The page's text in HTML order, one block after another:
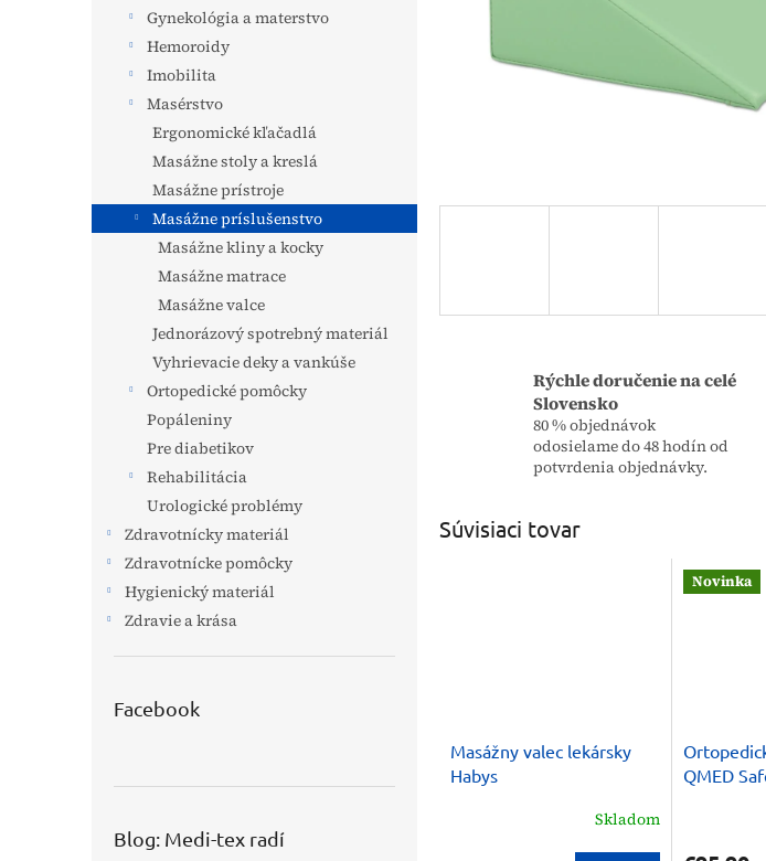
Gynekológia a materstvo
Hemoroidy
Imobilita
Masérstvo
Ergonomické kľačadlá
Masážne stoly a kreslá
Masážne prístroje
Masážne príslušenstvo
Masážne kliny a kocky
Masážne matrace
Masážne valce
Jednorázový spotrebný materiál
Vyhrievacie deky a vankúše
Ortopedické pomôcky
Popáleniny
Pre diabetikov
Rehabilitácia
Urologické problémy
Zdravotnícky materiál
Zdravotnícke pomôcky
Hygienický materiál
Zdravie a krása
Facebook
Blog: Medi-tex radí
Rýchle doručenie na celé
Slovensko
80 % objednávok
odosielame do 48 hodín od
potvrdenia objednávky.
Súvisiaci tovar
Masážny valec lekársky
Habys
Skladom
Novinka
QMED